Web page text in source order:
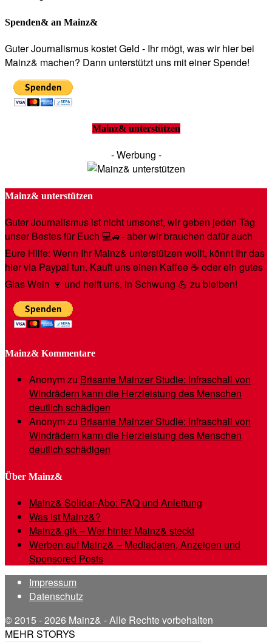
Spenden& an Mainz&
Guter Journalismus kostet Geld - Ihr mögt, was wir hier bei
Mainz& machen? Dann unterstützt uns mit einer Spende!
Mainz& unterstützen
- Werbung -
Mainz& unterstützen
Guter Journalismus ist nicht umsonst, wir geben jeden Tag
unser Bestes für Euch 💻🚙- aber wir brauchen dafür auch
Eure Hilfe: Wenn Ihr Mainz& unterstützen wollt, könnt Ihr das
hier via Paypal tun. Kauft uns einen Kaffee ☕️ oder ein gutes
Glas Wein 🍷 und helft uns, in Schwung 💪 zu bleiben!
Mainz& Kommentare
Anonymzu Brisante Mainzer Studie: Infraschall von
Windrädern kann die Herzleistung des Menschen
deutlich schädigen
Anonymzu Brisante Mainzer Studie: Infraschall von
Windrädern kann die Herzleistung des Menschen
deutlich schädigen
Über Mainz&
Mainz& Solidar-Abo: FAQ und Anleitung
Was ist Mainz&?
Mainz& gik – Wer hinter Mainz& steckt
Werben auf Mainz& – Mediadaten, Anzeigen und
Sponsored Posts
Impressum
Datenschutz
© 2015 - 2026 Mainz& - Alle Rechte vorbehalten
MEHR STORYS